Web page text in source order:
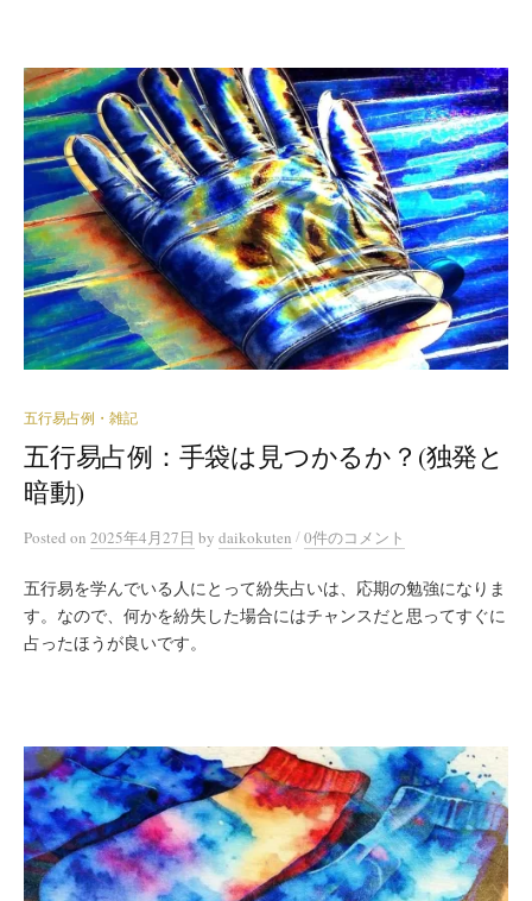
五行易占例・雑記
五行易占例：手袋は見つかるか？(独発と
暗動)
Posted on 2025年4月27日 by daikokuten /0件のコメント
五行易を学んでいる人にとって紛失占いは、応期の勉強になりま
す。なので、何かを紛失した場合にはチャンスだと思ってすぐに
占ったほうが良いです。